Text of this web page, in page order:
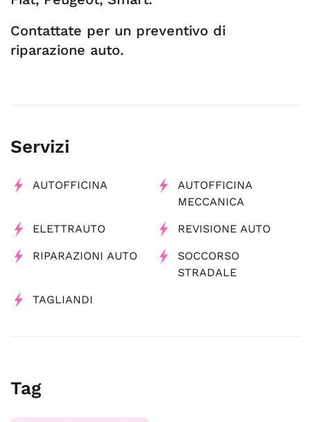
Contattate per un preventivo di
riparazione auto.
Servizi
AUTOFFICINA
AUTOFFICINA
MECCANICA
ELETTRAUTO REVISIONE AUTO
RIPARAZIONI AUTO
SOCCORSO
STRADALE
TAGLIANDI
Tag